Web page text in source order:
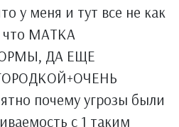
у меня и тут все не как
что МАТКА
ДА ЕЩЕ
почему угрозы были
с 1 таким